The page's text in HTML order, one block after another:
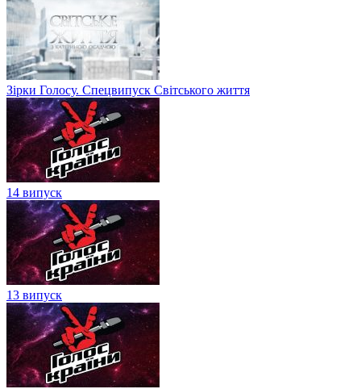
Зірки Голосу. Спецвипуск Світського життя
14 випуск
13 випуск